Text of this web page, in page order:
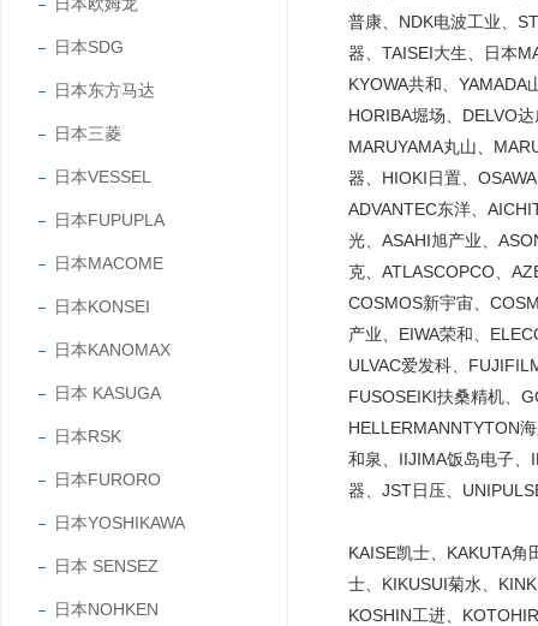
日本SDG
日本东方马达
日本三菱
日本VESSEL
日本FUPUPLA
日本MACOME
日本KONSEI
日本KANOMAX
日本 KASUGA
日本RSK
日本FURORO
日本YOSHIKAWA
日本 SENSEZ
日本NOHKEN
普康、NDK电波工业、
器、TAISEI大生、日本
KYOWA共和、YAMADA
HORIBA堀场、DELVO
MARUYAMA丸山、
器、HIOKI日置、
ADVANTEC东洋、
光、ASAHI旭产业、
克、ATLASCOPCO、
COSMOS新宇宙、
产业、EIWA荣和、
ULVAC爱发科、
FUSOSEIKI扶桑精机、
HELLERMANNTYTON
和泉、IIJIMA饭岛电子、
器、JST日压、
KAISE凯士、KAKUTA
士、KIKUSUI菊水、
KOSHIN工进、